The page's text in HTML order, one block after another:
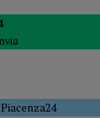
] Droga sulle
Piacenza24